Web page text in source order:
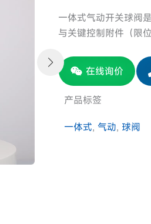
一体式气动开关球阀
与关键控制附件（限
在线询价
产品标签
一体式, 气动, 球阀